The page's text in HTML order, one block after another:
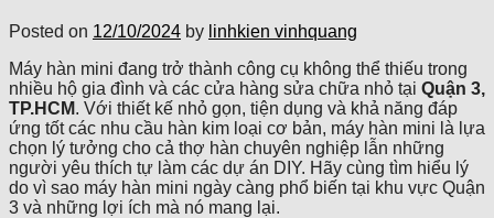
Posted on 12/10/2024 by linhkien vinhquang
Máy hàn mini đang trở thành công cụ không thể thiếu trong
nhiều hộ gia đình và các cửa hàng sửa chữa nhỏ tại Quận 3,
TP.HCM. Với thiết kế nhỏ gọn, tiện dụng và khả năng đáp
ứng tốt các nhu cầu hàn kim loại cơ bản, máy hàn mini là lựa
chọn lý tưởng cho cả thợ hàn chuyên nghiệp lẫn những
người yêu thích tự làm các dự án DIY. Hãy cùng tìm hiểu lý
do vì sao máy hàn mini ngày càng phổ biến tại khu vực Quận
3 và những lợi ích mà nó mang lại.